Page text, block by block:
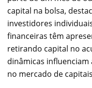
capital na bolsa,
investidores
financeiras têm
retirando capital no
dinâmicas
no mercado de